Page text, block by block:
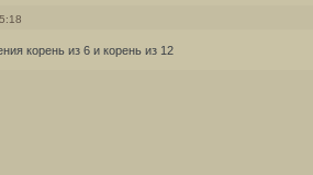
корень из 6 и корень из 12